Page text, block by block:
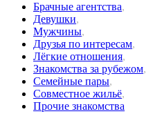
Брачные агентства,
Девушки,
Мужчины,
Друзья по интересам,
Лёгкие отношения,
Знакомства за рубежом,
Семейные пары,
Совместное жильё,
Прочие знакомства